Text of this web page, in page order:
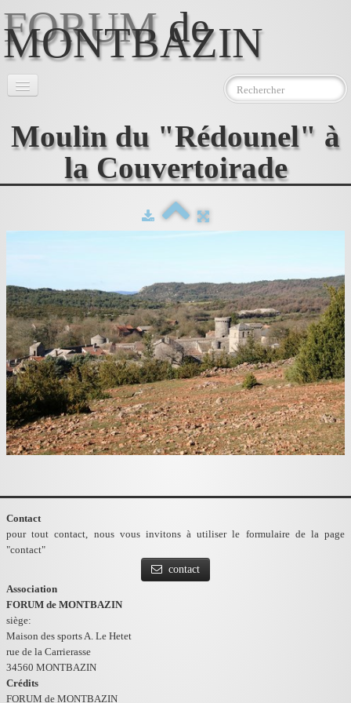
FORUM de
MONTBAZIN
l'Association▼
Le Moulin▼
Contact
AEMJ
Moulin du "Rédounel" à
la Couvertoirade
Contact
pour tout contact, nous vous invitons à utiliser le formulaire de la page
"contact"
contact
Association
FORUM de MONTBAZIN
siège:
Maison des sports A. Le Hetet
rue de la Carrierasse
34560 MONTBAZIN
Crédits
FORUM de MONTBAZIN